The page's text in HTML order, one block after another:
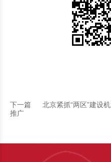
下一篇
北京紧抓“两区”建设
推广